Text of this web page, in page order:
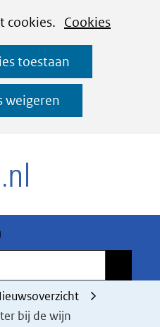
cookies. Cookies
toestaan
weigeren
Ga
naar
de
inhoud
bij de wijn